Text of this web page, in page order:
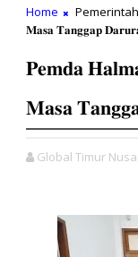
Home Pemerintah
𝐌𝐚𝐬𝐚 𝐓𝐚𝐧𝐠𝐠𝐚𝐩
𝐏𝐞𝐦𝐝𝐚
𝐌𝐚𝐬𝐚
Global Timur